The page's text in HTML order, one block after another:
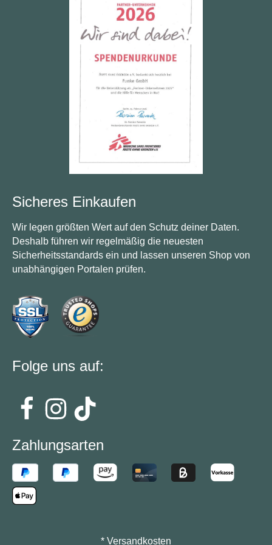
Sicheres Einkaufen
Wir legen größten Wert auf den Schutz deiner Daten.
Deshalb führen wir regelmäßig die neuesten
Sicherheitsstandards ein und lassen unseren Shop von
unabhängigen Portalen prüfen.
Folge uns auf:
Zahlungsarten
* Versandkosten